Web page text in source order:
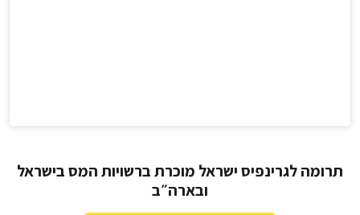
תרומה לגרינפיס ישראל מוכרת ברשויות המס בישראל
ובארה״ב